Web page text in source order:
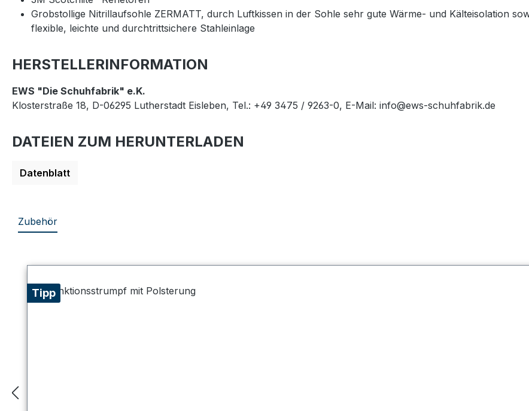
Grobstollige Nitrillaufsohle ZERMATT, durch Luftkissen in der Sohle sehr gute Wärme- und Kälteisolation
flexible, leichte und durchtrittsichere Stahleinlage
HERSTELLERINFORMATION
EWS "Die Schuhfabrik" e.K.
Klosterstraße 18, D-06295 Lutherstadt Eisleben, Tel.: +49 3475 / 9263-0, E-Mail: info@ews-schuhfabrik.de
DATEIEN ZUM HERUNTERLADEN
Datenblatt
Zubehör
Tipp